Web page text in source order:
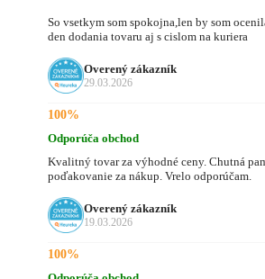
So vsetkym som spokojna,len by som
den dodania tovaru aj s cislom na kuriera
Overený zákazník
29.03.2026
100%
Odporúča obchod
Kvalitný tovar za výhodné ceny. Chutná
poďakovanie za nákup. Vrelo odporúčam.
Overený zákazník
19.03.2026
100%